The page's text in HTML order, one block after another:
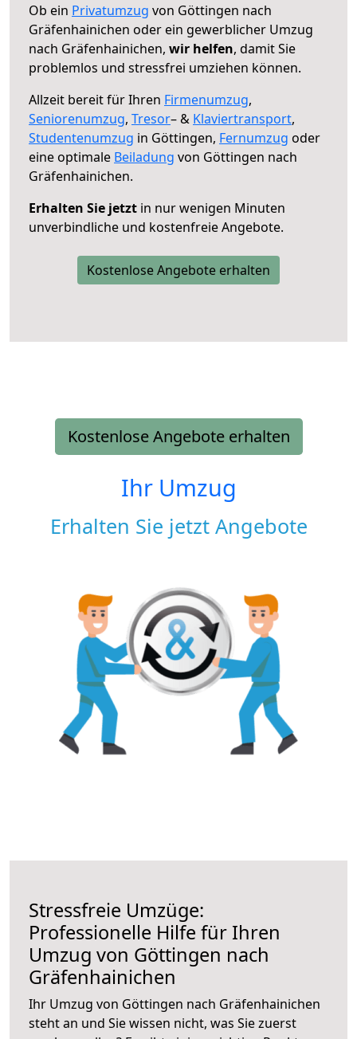
Ob ein Privatumzug von Göttingen nach
Gräfenhainichen oder ein gewerblicher Umzug
nach Gräfenhainichen, wir helfen, damit Sie
problemlos und stressfrei umziehen können.
Allzeit bereit für Ihren Firmenumzug,
Seniorenumzug, Tresor– & Klaviertransport,
Studentenumzug in Göttingen, Fernumzug oder
eine optimale Beiladung von Göttingen nach
Gräfenhainichen.
Erhalten Sie jetzt in nur wenigen Minuten
unverbindliche und kostenfreie Angebote.
Kostenlose Angebote erhalten
Kostenlose Angebote erhalten
Ihr Umzug
Erhalten Sie jetzt Angebote
Stressfreie Umzüge:
Professionelle Hilfe für Ihren
Umzug von Göttingen nach
Gräfenhainichen
Ihr Umzug von Göttingen nach Gräfenhainichen
steht an und Sie wissen nicht, was Sie zuerst